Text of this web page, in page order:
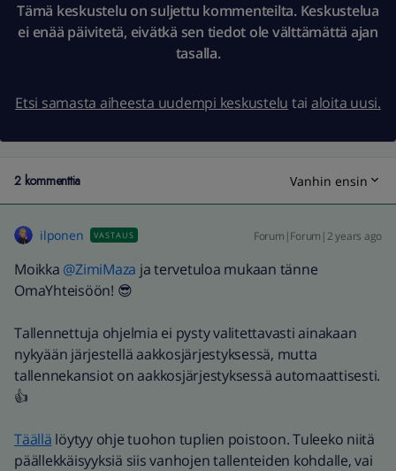
Tämä keskustelu on suljettu kommenteilta. Keskustelua
ei enää päivitetä, eivätkä sen tiedot ole välttämättä ajan
tasalla.
Etsi samasta aiheesta uudempi keskustelu tai aloita uusi.
2 kommenttia Vanhin ensin
ilponen VASTAUS Forum|Forum|2 years ago
Moikka @ZimiMaza ja tervetuloa mukaan tänne
OmaYhteisöön! 😎
Tallennettuja ohjelmia ei pysty valitettavasti ainakaan
nykyään järjestellä aakkosjärjestyksessä, mutta
tallennekansiot on aakkosjärjestyksessä automaattisesti.
👍
Täällä löytyy ohje tuohon tuplien poistoon. Tuleeko niitä
päällekkäisyyksiä siis vanhojen tallenteiden kohdalle, vai